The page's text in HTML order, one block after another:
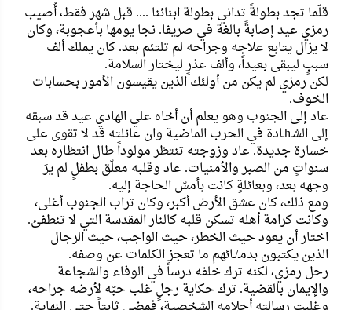
قلّما تجد بطولةً تداني بطولة ابنائنا .... قبل شهر فقط، أُصيب
رمزي عيد إصابةً بالغة في صريفا. نجا يومها بأعجوبة، وكان
لا يزال يتابع علاجه وجراحه لم تلتئم بعد. كان يملك ألف
سببٍ ليبقى بعيداً، وألف عذرٍ ليختار السلامة.
لكن رمزي لم يكن من أولئك الذين يقيسون الأمور بحسابات
الخوف.
عاد إلى الجنوب وهو يعلم أن أخاه علي الهادي عيد قد سبقه
إلى الشـhـادة في الحرب الماضية وان عائلته قد لا تقوى على
خسارة جديدة. عاد وزوجته تنتظر مولوداً طال انتظاره بعد
سنواتٍ من الصبر والأمنيات. عاد وقلبه معلّق بطفلٍ لم يرَ
وجهه بعد، وبعائلةٍ كانت بأمسّ الحاجة إليه.
ومع ذلك، كان عشق الأرض أكبر، وكان تراب الجنوب أغلى،
وكانت كرامة أهله تسكن قلبه كالنار المقدسة التي لا تنطفئ.
اختار أن يعود حيث الخطر، حيث الواجب، حيث الرجال
الذين يكتبون بدمـ/ـائهم ما تعجز الكلمات عن وصفه.
رحل رمزي، لكنه ترك خلفه درساً في الوفاء والشجاعة
والإيمان بالقضية. ترك حكاية رجلٍ غلب حبّه لأرضه جراحه،